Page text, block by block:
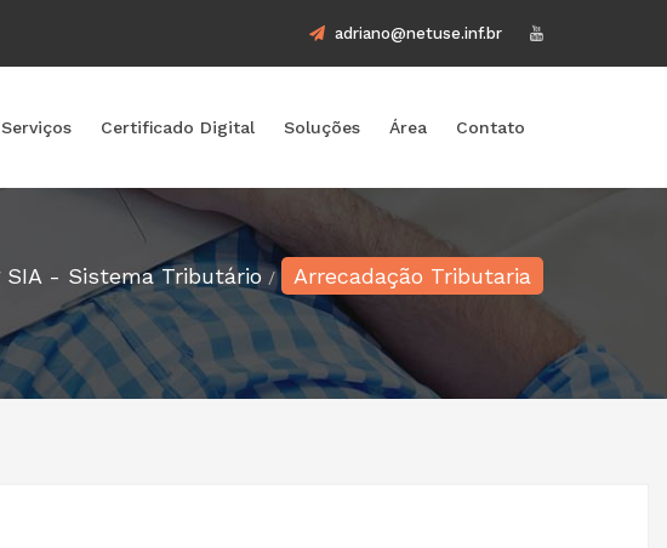
adriano@netuse.inf.br
Serviços Certificado Digital Soluções Área Contato
SIA - Sistema Tributário Arrecadação Tributaria